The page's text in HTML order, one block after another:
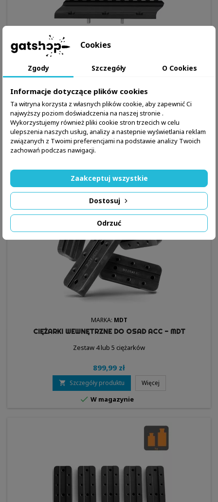
NV BRIDGE DO OSAD ACC - MDT
Występuje w kilku kolorach
599,99 zł
 Szczegóły produktu Więcej
MARKA: MDT
CIĘŻARKI WEWNĘTRZNE DO OSAD ACC - MDT
Zestaw 4 lub 5 ciężarków
899,99 zł
 Szczegóły produktu Więcej
 W magazynie
Cookies
Zgody Szczegóły O Cookies
Informacje dotyczące plików cookies
Ta witryna korzysta z własnych plików cookie, aby zapewnić Ci
najwyższy poziom doświadczenia na naszej stronie .
Wykorzystujemy również pliki cookie stron trzecich w celu
ulepszenia naszych usług, analizy a nastepnie wyświetlania reklam
związanych z Twoimi preferencjami na podstawie analizy Twoich
zachowań podczas nawigacji.
Odrzuć
Dostosuj
Zaakceptuj wszystkie